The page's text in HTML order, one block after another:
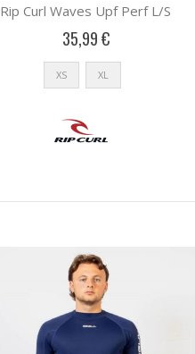
Rip Curl Waves Upf Perf L/S
35,99 €
XS XL